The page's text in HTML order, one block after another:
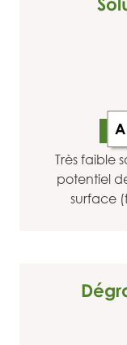
A
Très faible
potentiel
surface